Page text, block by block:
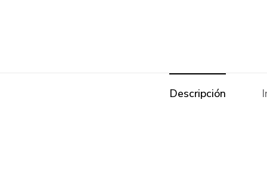
Descripción